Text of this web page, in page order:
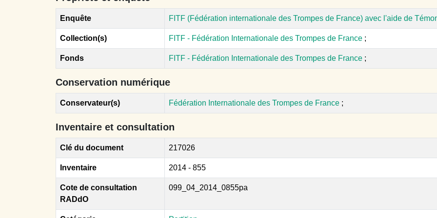
Enquête FITF (Fédération internationale des Trompes de France) avec l'aide de
Collection(s) FITF - Fédération Internationale des Trompes de France ;
Fonds FITF - Fédération Internationale des Trompes de France ;
Conservation numérique
Conservateur(s) Fédération Internationale des Trompes de France ;
Inventaire et consultation
Clé du document 217026
Inventaire 2014 - 855
Cote de consultation
RADdO
099_04_2014_0855pa